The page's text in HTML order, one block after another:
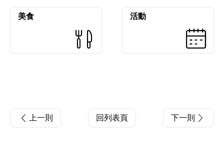
美食 活動
上一則 回列表頁 下一則